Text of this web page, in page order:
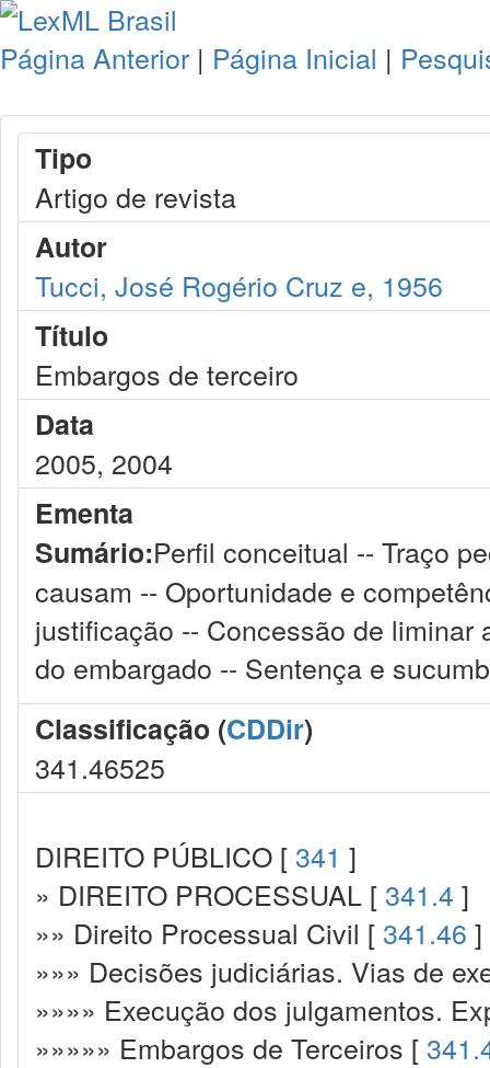
Página Anterior | Página Inicial |
Tipo
Artigo de revista
Autor
Tucci, José Rogério Cruz e, 1956
Título
Embargos de terceiro
Data
2005, 2004
Ementa
Sumário:Perfil conceitual -- Traço
causam -- Oportunidade e
justificação -- Concessão de
do embargado -- Sentença e
Classificação (CDDir)
341.46525
DIREITO PÚBLICO [ 341 ]
» DIREITO PROCESSUAL [ 341.4 ]
»» Direito Processual Civil [ 341.46 ]
»»» Decisões judiciárias. Vias de
»»»» Execução dos julgamentos.
»»»»» Embargos de Terceiros [